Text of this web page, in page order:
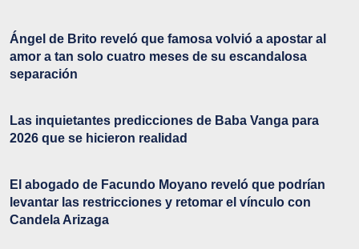
Ángel de Brito reveló que famosa volvió a apostar al
amor a tan solo cuatro meses de su escandalosa
separación
Las inquietantes predicciones de Baba Vanga para
2026 que se hicieron realidad
El abogado de Facundo Moyano reveló que podrían
levantar las restricciones y retomar el vínculo con
Candela Arizaga